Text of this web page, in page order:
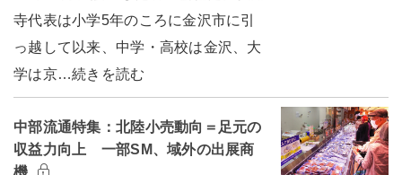
寺代表は小学5年のころに金沢市に引
っ越して以来、中学・高校は金沢、大
学は京…続きを読む
中部流通特集：北陸小売動向＝足元の
収益力向上 一部SM、域外の出展商